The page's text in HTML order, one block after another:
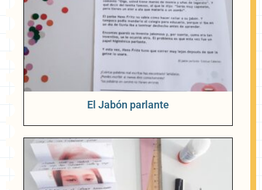
El Jabón parlante